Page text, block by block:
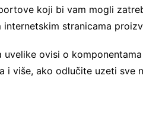
koji bi vam mogli
internetskim stranicama
uvelike ovisi o
i više, ako odlučite uzeti sve